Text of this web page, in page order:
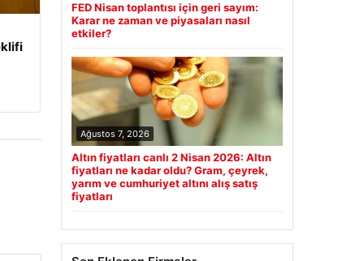
FED Nisan toplantısı için geri sayım:
Karar ne zaman ve piyasaları nasıl
etkiler?
Ağustos 7, 2026
Altın fiyatları canlı 2 Nisan 2026: Altın
fiyatları ne kadar oldu? Gram, çeyrek,
yarım ve cumhuriyet altını alış satış
fiyatları